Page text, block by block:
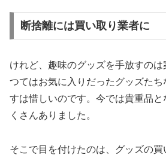
断捨離には買い取り業者に
けれど、趣味のグッズを手放すの
つてはお気に入りだったグッズた
すは惜しいのです。今では貴重品
くさんありました。
そこで目を付けたのは、グッズの